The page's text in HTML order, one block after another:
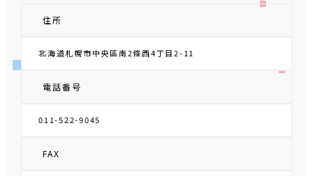
住所
北海道札幌市中央區南2條西4丁目2-11
電話番号
011-522-9045
FAX